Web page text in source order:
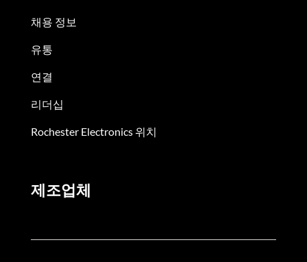
채용 정보
유통
연결
리더십
Rochester Electronics 위치
제조업체